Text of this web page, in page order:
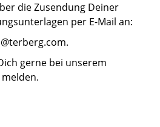
die Zusendung Deiner
per E-Mail an:
gerne bei unserem